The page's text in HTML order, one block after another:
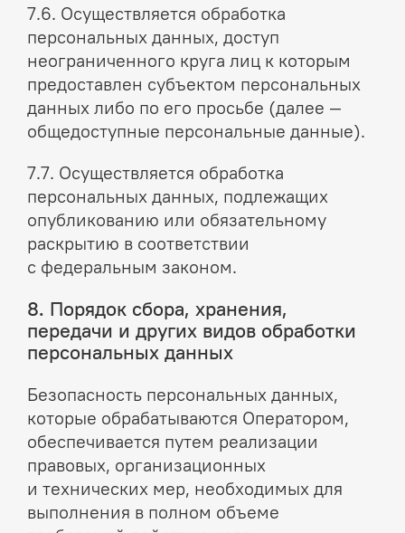
7.6. Осуществляется обработка
персональных данных, доступ
неограниченного круга лиц к которым
предоставлен субъектом персональных
данных либо по его просьбе (далее —
общедоступные персональные данные).
7.7. Осуществляется обработка
персональных данных, подлежащих
опубликованию или обязательному
раскрытию в соответствии
с федеральным законом.
8. Порядок сбора, хранения,
передачи и других видов обработки
персональных данных
Безопасность персональных данных,
которые обрабатываются Оператором,
обеспечивается путем реализации
правовых, организационных
и технических мер, необходимых для
выполнения в полном объеме